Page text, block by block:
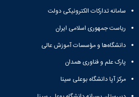
سامانه تدارکات الکترونیکی دولت
ریاست جمهوری اسلامی ایران
دانشگاه‌ها و مؤسسات آموزش عالی
پارک علم و فناوری همدان
مرکز آپا دانشگاه بوعلی سینا